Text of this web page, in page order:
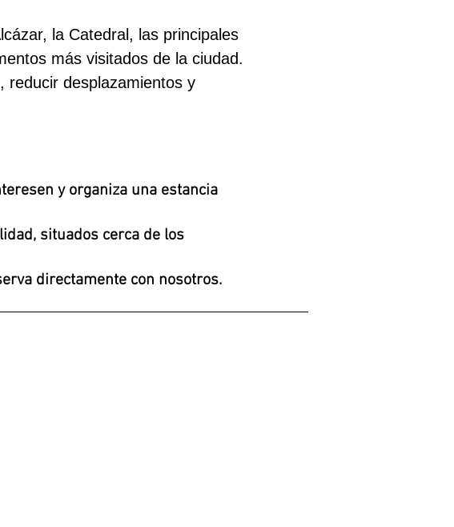
la Catedral, las principales
más visitados de la ciudad.
reducir desplazamientos y
y organiza una estancia
situados cerca de los
directamente con nosotros.